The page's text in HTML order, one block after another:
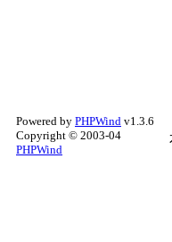
Powered by PHPWind v1.3.6
Copyright © 2003-04
PHPWind